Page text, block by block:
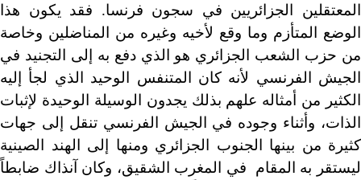
المعتقلين الجزائريين في سجون فرنسا. فقد يكون هذا
الوضع المتأزم وما وقع لأخيه وغيره من المناضلين وخاصة
من حزب الشعب الجزائري هو الذي دفع به إلى التجنيد في
الجيش الفرنسي لأنه كان المتنفس الوحيد الذي لجأ إليه
الكثير من أمثاله علهم بذلك يجدون الوسيلة الوحيدة لإثبات
الذات، وأثناء وجوده في الجيش الفرنسي تنقل إلى جهات
كثيرة من بينها الجنوب الجزائري ومنها إلى الهند الصينية
ليستقر به المقام في المغرب الشقيق، وكان آنذاك ضابطاً